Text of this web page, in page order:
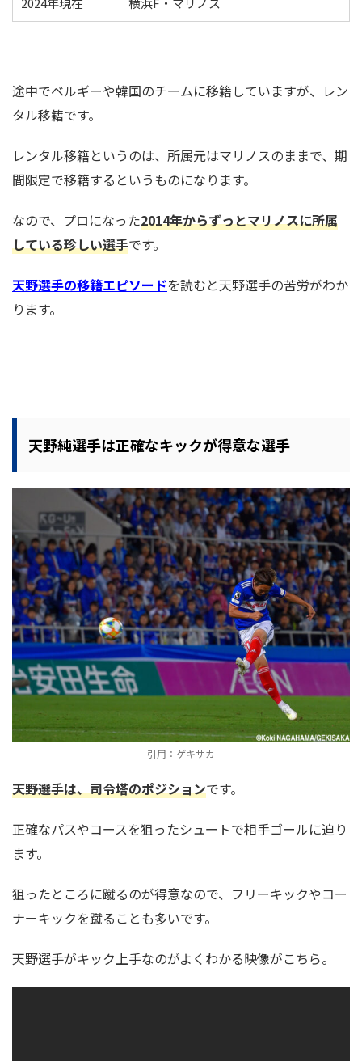
途中でベルギーや韓国のチームに移籍していますが、レン
タル移籍です。
レンタル移籍というのは、所属元はマリノスのままで、期
間限定で移籍するというものになります。
なので、プロになった2014年からずっとマリノスに所属
している珍しい選手です。
天野選手の移籍エピソードを読むと天野選手の苦労がわか
ります。
天野純選手は正確なキックが得意な選手
引用：ゲキサカ
天野選手は、司令塔のポジションです。
正確なパスやコースを狙ったシュートで相手ゴールに迫り
ます。
狙ったところに蹴るのが得意なので、フリーキックやコー
ナーキックを蹴ることも多いです。
天野選手がキック上手なのがよくわかる映像がこちら。